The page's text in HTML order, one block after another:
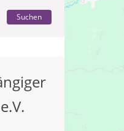
Suchen